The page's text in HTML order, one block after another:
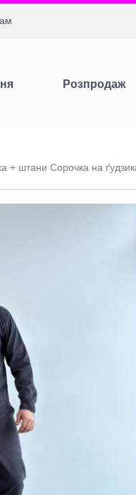
Розпродаж
+ штани Сорочка на